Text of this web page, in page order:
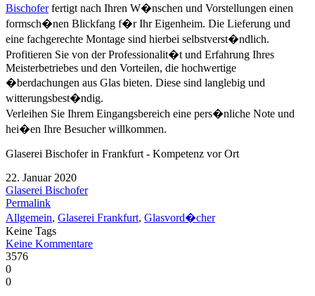
Bischoferfertigt nach Ihren W�nschen und Vorstellungen einen
formsch�nen Blickfang f�r Ihr Eigenheim. Die Lieferung und
eine fachgerechte Montage sind hierbei selbstverst�ndlich.
Profitieren Sie von der Professionalit�t und Erfahrung Ihres
Meisterbetriebes und den Vorteilen, die hochwertige
�berdachungen aus Glas bieten. Diese sind langlebig und
witterungsbest�ndig.
Verleihen Sie Ihrem Eingangsbereich eine pers�nliche Note und
hei�en Ihre Besucher willkommen.
Glaserei Bischofer in Frankfurt - Kompetenz vor Ort
22. Januar 2020
Glaserei Bischofer
Permalink
Allgemein, Glaserei Frankfurt, Glasvord�cher
Keine Tags
Keine Kommentare
3576
0
0